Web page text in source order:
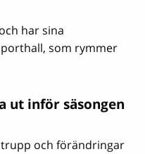
har sina
som rymmer
ut inför säsongen
och förändringar